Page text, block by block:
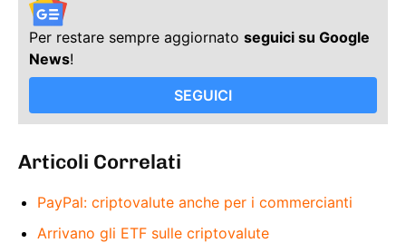
Per restare sempre aggiornato seguici su Google
News!
SEGUICI
Articoli Correlati
PayPal: criptovalute anche per i commercianti
Arrivano gli ETF sulle criptovalute